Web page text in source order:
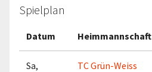
Spielplan
Datum Heimmannschaft
Sa,
TC Grün-Weiss